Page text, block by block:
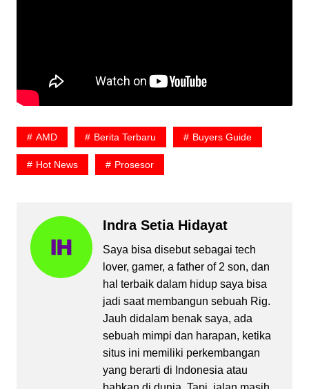
AMD Berita Terbaru Buyers Guide
Hot News Prosesor
Indra Setia Hidayat
Saya bisa disebut sebagai tech
lover, gamer, a father of 2 son, dan
hal terbaik dalam hidup saya bisa
jadi saat membangun sebuah Rig.
Jauh didalam benak saya, ada
sebuah mimpi dan harapan, ketika
situs ini memiliki perkembangan
yang berarti di Indonesia atau